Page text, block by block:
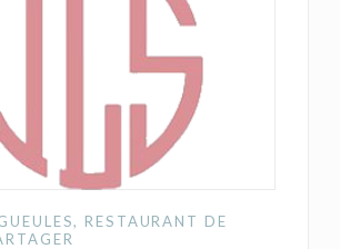
RESTAURANT DE